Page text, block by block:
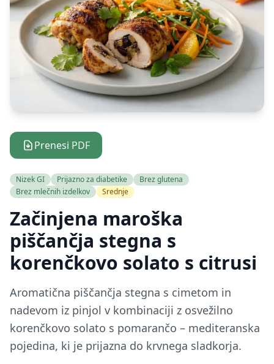
Prenesi PDF
Nizek GI Prijazno za diabetike
Brez glutena
Brez mlečnih izdelkov
Srednje
Začinjena maroška
piščančja stegna s
korenčkovo solato s citrusi
Aromatična piščančja stegna s cimetom in
nadevom iz pinjol v kombinaciji z osvežilno
korenčkovo solato s pomarančo – mediteranska
pojedina, ki je prijazna do krvnega sladkorja.